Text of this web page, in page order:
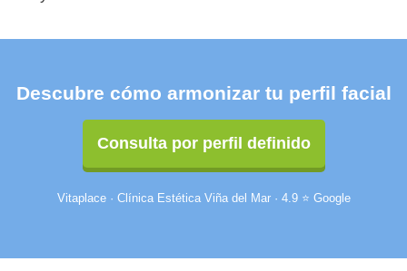
Descubre cómo armonizar tu perfil facial
Consulta por perfil definido
Vitaplace · Clínica Estética Viña del Mar · 4.9 ⭐ Google